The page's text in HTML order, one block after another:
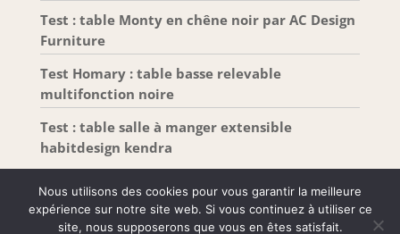
Test : table Monty en chêne noir par AC Design
Furniture
Test Homary : table basse relevable
multifonction noire
Test : table salle à manger extensible
habitdesign kendra
Nous utilisons des cookies pour vous garantir la meilleure
expérience sur notre site web. Si vous continuez à utiliser ce
site, nous supposerons que vous en êtes satisfait.